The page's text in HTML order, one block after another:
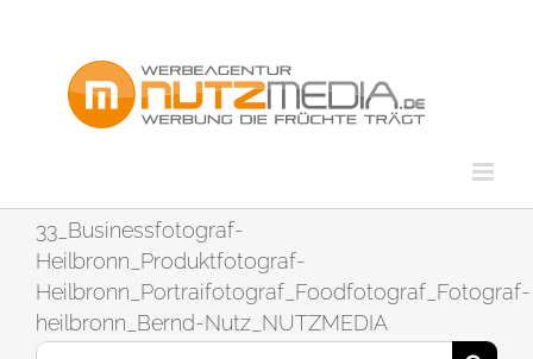
33_Businessfotograf-
Heilbronn_Produktfotograf-
Heilbronn_Portraifotograf_Foodfotograf_Fotograf-
heilbronn_Bernd-Nutz_NUTZMEDIA
Suche